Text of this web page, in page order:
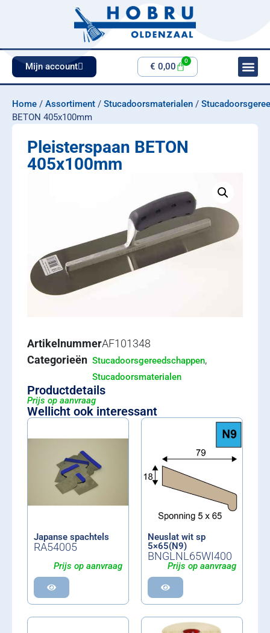
Mijn account € 0,00
0
Home / Assortiment / Stucadoorsmaterialen /
BETON 405x100mm
Pleisterspaan BETON
405x100mm
ArtikelnummerAF101348
Categorieën Stucadoorsgereedschappen,
Stucadoorsmaterialen
Productdetails
Prijs op aanvraag
Wellicht ook interessant
Japanse spachtels
RA54005
Prijs op aanvraag
Neuslat wit sp
5×65(N9)
BNGLNL65WI400
Prijs op aanvraag